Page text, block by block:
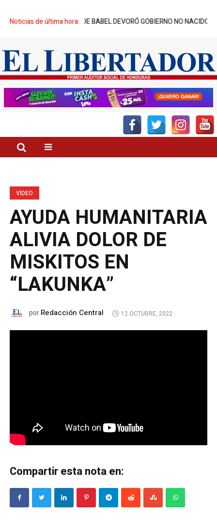
Noticias de última hora:
TORRE DE BABEL DEVORÓ GOBIERNO NO NACIDO DÍA
VIDEO
AYUDA HUMANITARIA
ALIVIA DOLOR DE
MISKITOS EN
“LAKUNKA”
porRedacción Central 12 OCTUBRE, 2022
Compartir esta nota en: